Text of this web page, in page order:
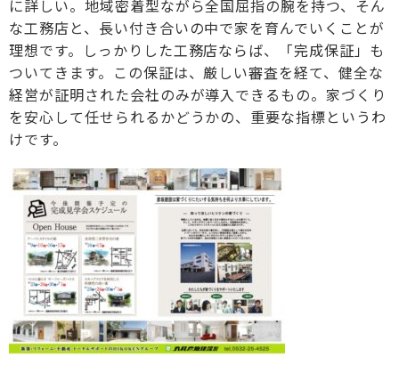
に詳しい。地域密着型ながら全国屈指の腕を持つ、そん
な工務店と、長い付き合いの中で家を育んでいくことが
理想です。しっかりした工務店ならば、「完成保証」も
ついてきます。この保証は、厳しい審査を経て、健全な
経営が証明された会社のみが導入できるもの。家づくり
を安心して任せられるかどうかの、重要な指標というわ
けです。